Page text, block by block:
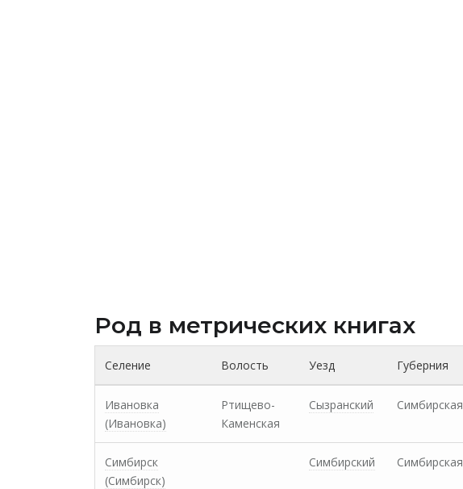
Род в метрических книгах
Селение Волость Уезд Губерния
Ивановка
(Ивановка)
Ртищево-
Каменская
Сызранский Симбирская
Симбирск
(Симбирск)
Симбирский Симбирская